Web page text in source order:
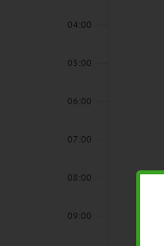
04:00
05:00
06:00
07:00
08:00
09:00